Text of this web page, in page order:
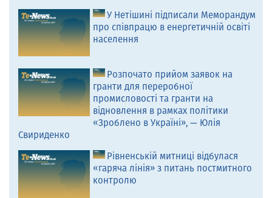
У Нетішині підписали Меморандум
про співпрацю в енергетичній освіті
населення
Розпочато прийом заявок на
гранти для переробної
промисловості та гранти на
відновлення в рамках політики
«Зроблено в Україні», — Юлія
Свириденко
Рівненській митниці відбулася
«гаряча лінія» з питань постмитного
контролю